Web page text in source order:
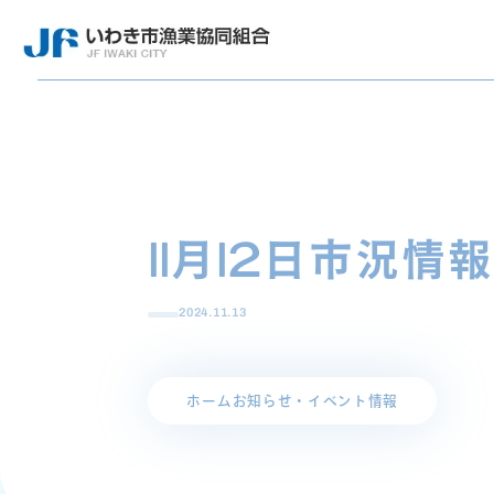
11月12日市況情報
2024.11.13
ホーム お知らせ・イベント情報